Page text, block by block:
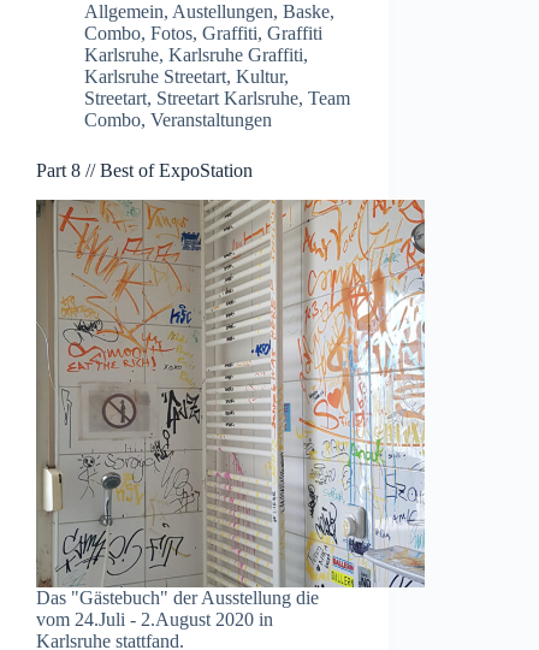
Allgemein, Austellungen, Baske,
Combo, Fotos, Graffiti, Graffiti
Karlsruhe, Karlsruhe Graffiti,
Karlsruhe Streetart, Kultur,
Streetart, Streetart Karlsruhe, Team
Combo, Veranstaltungen
Part 8 // Best of ExpoStation
Das "Gästebuch" der Ausstellung die
vom 24.Juli - 2.August 2020 in
Karlsruhe stattfand.